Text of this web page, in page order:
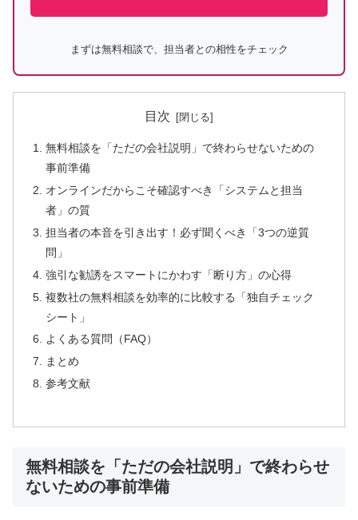
まずは無料相談で、担当者との相性をチェック
目次
無料相談を「ただの会社説明」で終わらせないための
事前準備
オンラインだからこそ確認すべき「システムと担当
者」の質
担当者の本音を引き出す！必ず聞くべき「3つの逆質
問」
強引な勧誘をスマートにかわす「断り方」の心得
複数社の無料相談を効率的に比較する「独自チェック
シート」
よくある質問（FAQ）
まとめ
参考文献
無料相談を「ただの会社説明」で終わらせ
ないための事前準備